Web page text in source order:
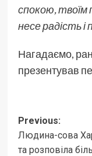
спокою, твоїм
несе радість
Нагадаємо,
презентував
Post
Previous:
Людина-сова
та розповіла